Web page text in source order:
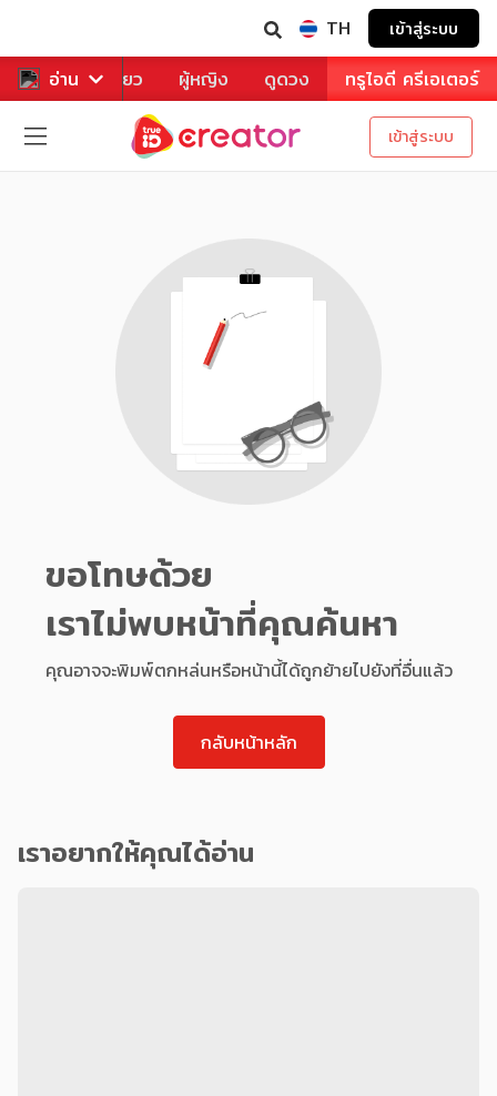
TH เข้าสู่ระบบ
อ่าน
หาร ท่องเที่ยว ผู้หญิง ดูดวง ทรูไอดี ครีเอเตอร์
เข้าสู่ระบบ
ขอโทษด้วย
เราไม่พบหน้าที่คุณค้นหา
คุณอาจจะพิมพ์ตกหล่นหรือหน้านี้ได้ถูกย้ายไปยังที่อื่นแล้ว
กลับหน้าหลัก
เราอยากให้คุณได้อ่าน